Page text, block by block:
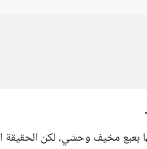
بعبع مخيف وحشي، لكن